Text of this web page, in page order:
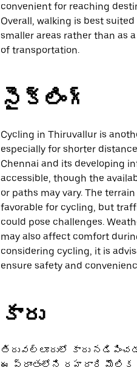
convenient for reaching
Overall, walking is best
smaller areas rather than as
of transportation.
సైక్లింగ్
Cycling in Thiruvallur is
especially for shorter
Chennai and its developing
accessible, though the
or paths may vary. The
favorable for cycling, but
could pose challenges.
may also affect comfort
considering cycling, it is
ensure safety and
కారు
తిరువల్లూరులో కారు
ఈ ప్రాంతంలోని రహదారి మౌలిక